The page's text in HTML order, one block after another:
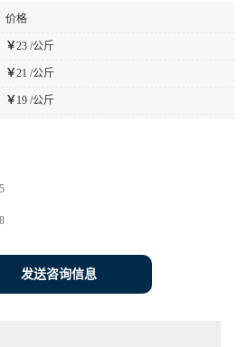
价格
￥23 /公斤
￥21 /公斤
￥ 19 /公斤
发送咨询信息